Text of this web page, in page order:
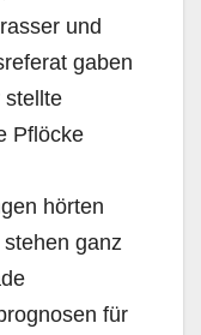
und
gaben
stellte
Pflöcke
hörten
ganz
für